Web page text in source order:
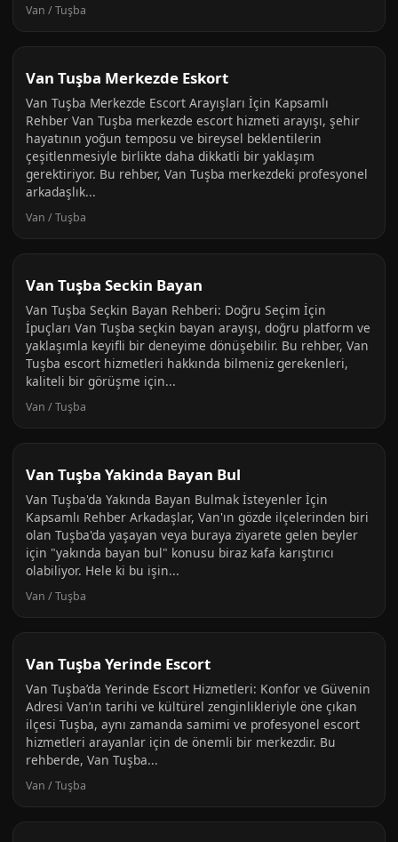
Van / Tuşba
Van Tuşba Merkezde Eskort
Van Tuşba Merkezde Escort Arayışları İçin Kapsamlı
Rehber Van Tuşba merkezde escort hizmeti arayışı, şehir
hayatının yoğun temposu ve bireysel beklentilerin
çeşitlenmesiyle birlikte daha dikkatli bir yaklaşım
gerektiriyor. Bu rehber, Van Tuşba merkezdeki profesyonel
arkadaşlık...
Van / Tuşba
Van Tuşba Seckin Bayan
Van Tuşba Seçkin Bayan Rehberi: Doğru Seçim İçin
İpuçları Van Tuşba seçkin bayan arayışı, doğru platform ve
yaklaşımla keyifli bir deneyime dönüşebilir. Bu rehber, Van
Tuşba escort hizmetleri hakkında bilmeniz gerekenleri,
kaliteli bir görüşme için...
Van / Tuşba
Van Tuşba Yakinda Bayan Bul
Van Tuşba'da Yakında Bayan Bulmak İsteyenler İçin
Kapsamlı Rehber Arkadaşlar, Van'ın gözde ilçelerinden biri
olan Tuşba'da yaşayan veya buraya ziyarete gelen beyler
için "yakında bayan bul" konusu biraz kafa karıştırıcı
olabiliyor. Hele ki bu işin...
Van / Tuşba
Van Tuşba Yerinde Escort
Van Tuşba’da Yerinde Escort Hizmetleri: Konfor ve Güvenin
Adresi Van’ın tarihi ve kültürel zenginlikleriyle öne çıkan
ilçesi Tuşba, aynı zamanda samimi ve profesyonel escort
hizmetleri arayanlar için de önemli bir merkezdir. Bu
rehberde, Van Tuşba...
Van / Tuşba